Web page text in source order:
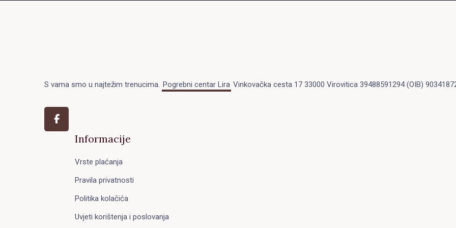
S vama smo u najtežim trenucima. Pogrebni centar Lira Vinkovačka cesta 17 33000 Virovitica 39488591294 (OIB)
Informacije
Vrste plaćanja
Pravila privatnosti
Politika kolačića
Uvjeti korištenja i poslovanja